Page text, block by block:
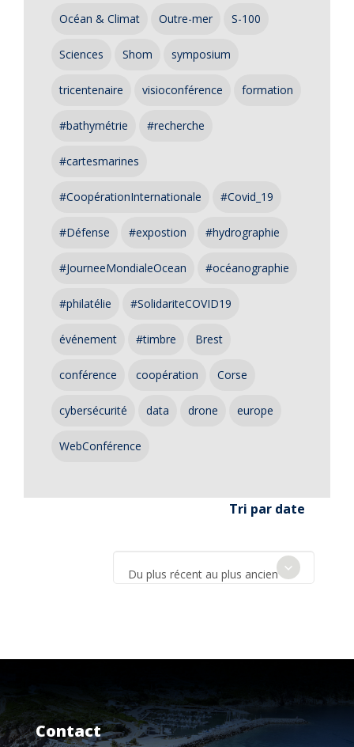
Océan & Climat Outre-mer S-100
Sciences Shom symposium
tricentenaire visioconférence formation
#bathymétrie #recherche
#cartesmarines
#CoopérationInternationale #Covid_19
#Défense #expostion #hydrographie
#JourneeMondialeOcean #océanographie
#philatélie #SolidariteCOVID19
événement #timbre Brest
conférence coopération Corse
cybersécurité data drone europe
WebConférence
Tri par date
Du plus récent au plus ancien
Contact